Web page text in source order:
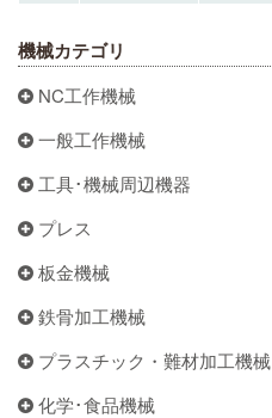
機械カテゴリ
NC工作機械
一般工作機械
工具･機械周辺機器
プレス
板金機械
鉄骨加工機械
プラスチック・難材加工機械
化学･食品機械